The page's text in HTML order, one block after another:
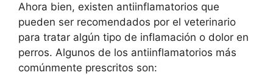
Ahora bien, existen antiinflamatorios que
pueden ser recomendados por el veterinario
para tratar algún tipo de inflamación o dolor en
perros. Algunos de los antiinflamatorios más
comúnmente prescritos son: